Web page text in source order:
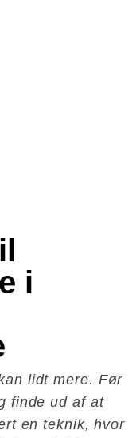
i
lidt mere. Før
finde ud af at
en teknik, hvor